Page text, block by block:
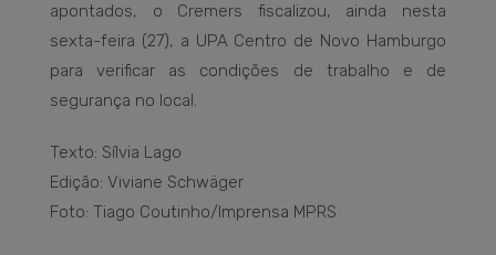
apontados, o Cremers fiscalizou, ainda nesta
sexta-feira (27), a UPA Centro de Novo Hamburgo
para verificar as condições de trabalho e de
segurança no local.
Texto: Sílvia Lago
Edição: Viviane Schwäger
Foto: Tiago Coutinho/Imprensa MPRS